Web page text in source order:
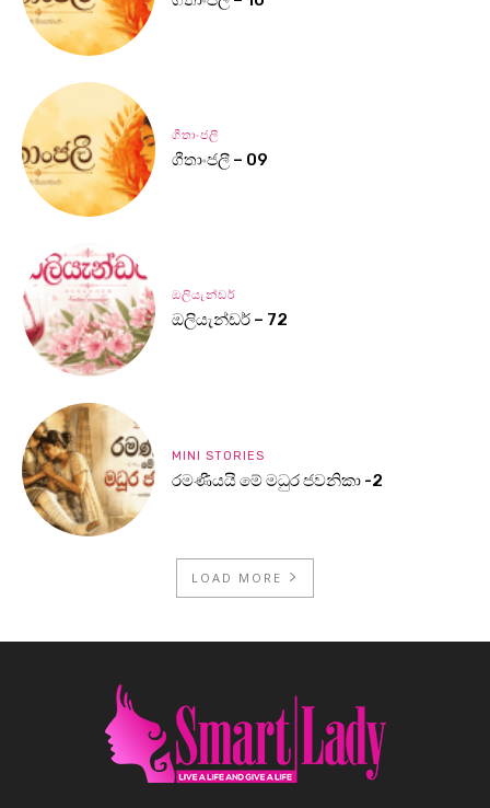
ගීතාංජලී
ගීතාංජලී – 09
ඔලියැන්ඩර්
ඔලියැන්ඩර් – 72
MINI STORIES
රමණීයයි මේ මධුර ජවනිකා -2
LOAD MORE